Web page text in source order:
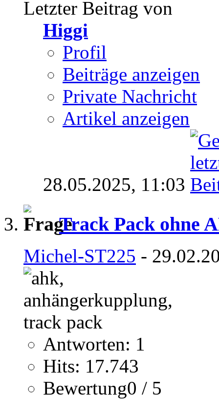
Letzter Beitrag von
Higgi
Profil
Beiträge anzeigen
Private Nachricht
Artikel anzeigen
28.05.2025, 11:03
Track Pack ohne
Michel-ST225 -
Antworten: 1
Hits: 17.743
Bewertung0 / 5